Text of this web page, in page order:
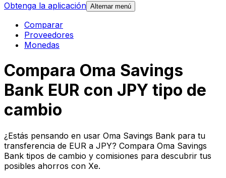
Obtenga la aplicación Alternar menú
Comparar
Proveedores
Monedas
Compara Oma Savings
Bank EUR con JPY tipo de
cambio
¿Estás pensando en usar Oma Savings Bank para tu
transferencia de EUR a JPY? Compara Oma Savings
Bank tipos de cambio y comisiones para descubrir tus
posibles ahorros con Xe.